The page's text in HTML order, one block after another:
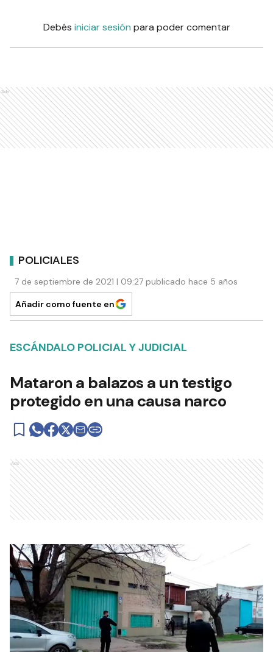
Debés iniciar sesión para poder comentar
Ads
POLICIALES
7 de septiembre de 2021 | 09:27 publicado hace 5 años
Añadir como fuente en
ESCÁNDALO POLICIAL Y JUDICIAL
Mataron a balazos a un testigo
protegido en una causa narco
Ads